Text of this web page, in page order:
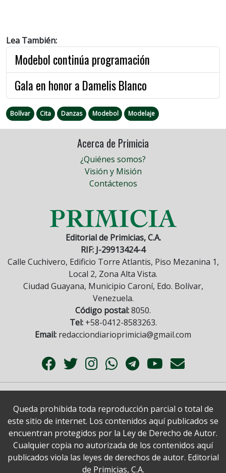
Lea También:
Modebol continúa programación
Gala en honor a Damelis Blanco
Bolívar Cita Danzas Modebol Modelaje
Acerca de Primicia
¿Quiénes somos?
Visión y Misión
Contáctenos
Editorial de Primicias, C.A.
RIF: J-29913424-4
Calle Cuchivero, Edificio Torre Atlantis, Piso Mezanina 1,
Local 2, Zona Alta Vista.
Ciudad Guayana, Municipio Caroní, Edo. Bolívar,
Venezuela.
Código postal:8050.
Tel:+58-0412-8583263.
Email: redacciondiarioprimicia@gmail.com
Queda prohibida toda reproducción parcial o total de
este sitio de internet. Los contenidos aquí publicados se
encuentran protegidos por la Ley de Derecho de Autor.
Cualquier copia no autorizada de los contenidos aquí
publicados viola las leyes de derechos de autor. Editorial
de Primicias, C.A.